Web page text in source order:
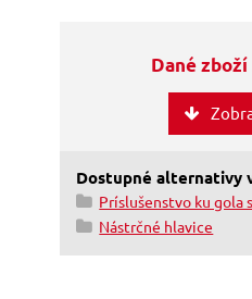
Dané
Dostupné alternativy
Príslušenstvo ku gola
Nástrčné hlavice